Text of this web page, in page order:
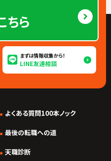
ちら
まずは情報収集から！
LINE友達相談
よくある質問100本ノック
最後の転職への道
天職診断